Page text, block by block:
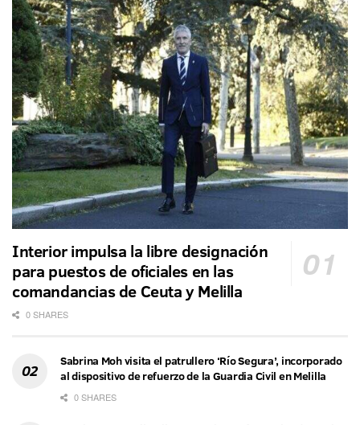
Interior impulsa la libre designación
para puestos de oficiales en las
comandancias de Ceuta y Melilla
0 SHARES
Sabrina Moh visita el patrullero ‘Río Segura’, incorporado
al dispositivo de refuerzo de la Guardia Civil en Melilla
0 SHARES